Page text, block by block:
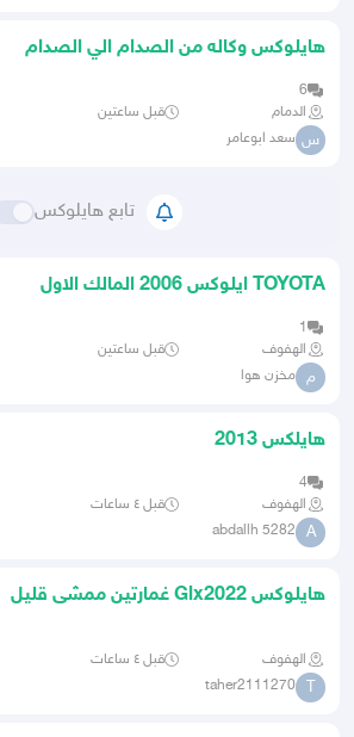
هايلوكس وكاله من الصدام الي الصدام
6
الدمام
قبل ساعتين
س سعد ابوعامر
تابع هايلوكس
TOYOTA ايلوكس 2006 المالك الاول
1
الهفوف
قبل ساعتين
م مخزن هوا
هايلكس 2013
4
الهفوف
قبل ٤ ساعات
A
abdallh 5282
هايلوكس Glx2022 غمارتين ممشى قليل
الهفوف قبل ٤ ساعات
T
taher2111270